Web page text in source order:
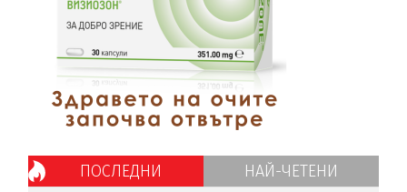
ПОСЛЕДНИ НАЙ-ЧЕТЕНИ